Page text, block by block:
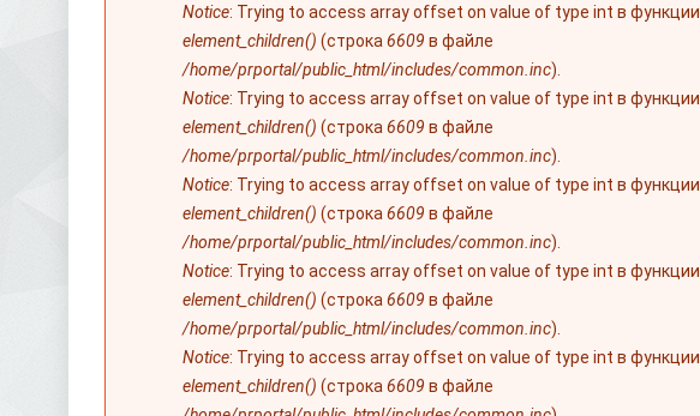
Notice: Trying to access array offset on value of type int в функции
element_children() (строка 6609 в файле
/home/prportal/public_html/includes/common.inc).
Notice: Trying to access array offset on value of type int в функции
element_children() (строка 6609 в файле
/home/prportal/public_html/includes/common.inc).
Notice: Trying to access array offset on value of type int в функции
element_children() (строка 6609 в файле
/home/prportal/public_html/includes/common.inc).
Notice: Trying to access array offset on value of type int в функции
element_children() (строка 6609 в файле
/home/prportal/public_html/includes/common.inc).
Notice: Trying to access array offset on value of type int в функции
element_children() (строка 6609 в файле